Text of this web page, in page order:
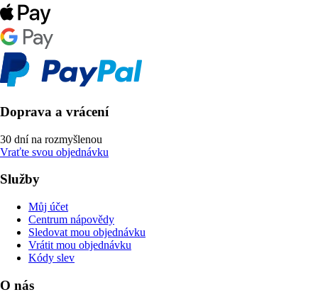
Doprava a vrácení
30 dní na rozmyšlenou
Vraťte svou objednávku
Služby
Můj účet
Centrum nápovědy
Sledovat mou objednávku
Vrátit mou objednávku
Kódy slev
O nás